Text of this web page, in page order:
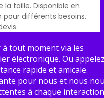
la taille. Disponible en
pour différents besoins.
tout moment via les
électronique. Ou
rapide et amicale.
pour nous et nous
à chaque